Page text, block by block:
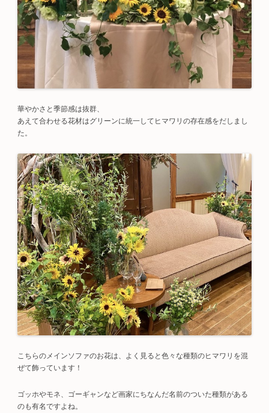
華やかさと季節感は抜群、
あえて合わせる花材はグリーンに統一してヒマワリの存在感をだしまし
た。
こちらのメインソファのお花は、よく見ると色々な種類のヒマワリを混
ぜて飾っています！
ゴッホやモネ、ゴーギャンなど画家にちなんだ名前のついた種類がある
のも有名ですよね。